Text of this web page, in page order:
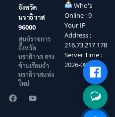
จังหวัด
นราธิวาส
96000
ศูนย์ราชการ
จังหวัด
นราธิวาส ตรง
ข้ามเรือนจำ
นราธิวาสแห่ง
ใหม่
Who's
Online : 9
Your IP
Address :
216.73.217.178
Server Time :
2026-08-06